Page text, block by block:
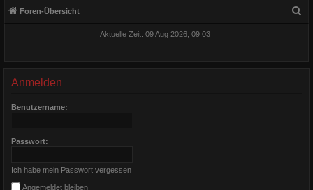
Foren-Übersicht
Aktuelle Zeit: 09 Aug 2026, 09:03
Anmelden
Benutzername:
Passwort:
Ich habe mein Passwort vergessen
Angemeldet bleiben